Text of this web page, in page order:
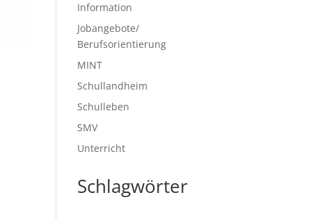
Information
Jobangebote/
Berufsorientierung
MINT
Schullandheim
Schulleben
SMV
Unterricht
Schlagwörter